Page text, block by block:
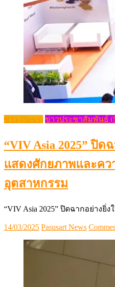
ข่าว (News) ข่าวประชาสัมพันธ์
“VIV Asia 2025” ปิด
แสดงศักยภาพและคว
อุตสาหกรรม
“VIV Asia 2025” ปิดฉากอย่างยิ่
Posted
14/03/2025 Author
Pasusart News